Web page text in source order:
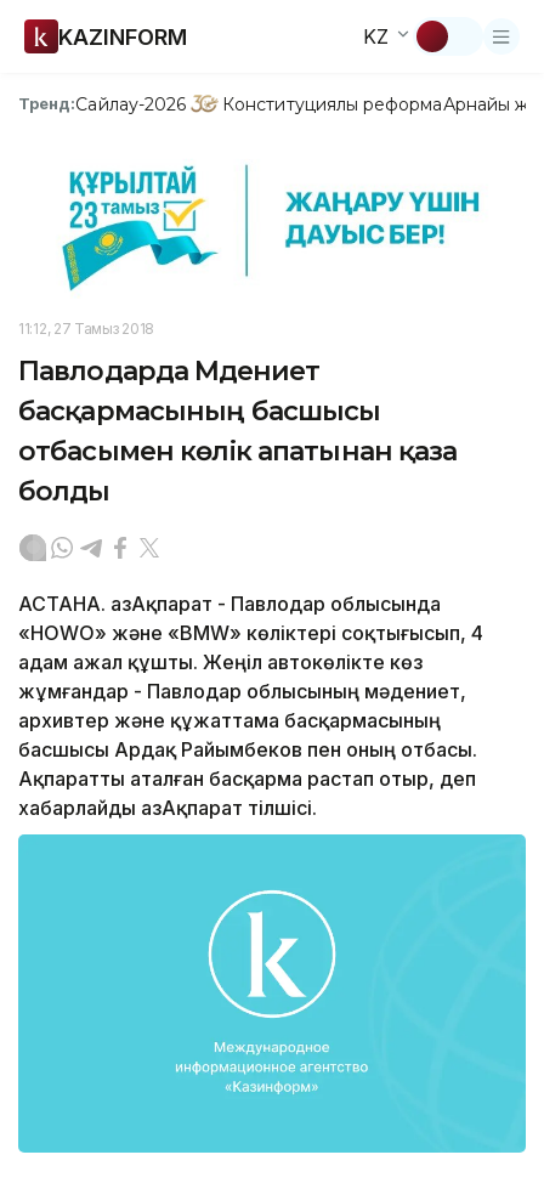
KAZINFORM KZ
Тренд:Сайлау-2026 Конституциялық реформаАрнайы
11:12, 27 Тамыз 2018
Павлодарда Мәдениет
басқармасының басшысы
отбасымен көлік апатынан қаза
болды
АСТАНА. ҚазАқпарат - Павлодар облысында
«НОWО» және «BMW» көліктері соқтығысып, 4
адам ажал құшты. Жеңіл автокөлікте көз
жұмғандар - Павлодар облысының мәдениет,
архивтер және құжаттама басқармасының
басшысы Ардақ Райымбеков пен оның отбасы.
Ақпаратты аталған басқарма растап отыр, деп
хабарлайды ҚазАқпарат тілшісі.